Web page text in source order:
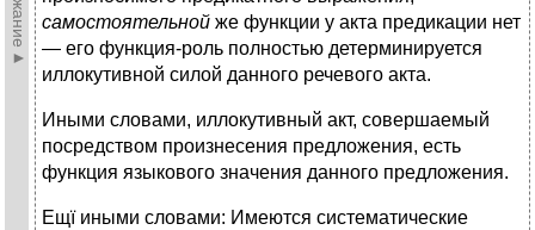
самостоятельной же функции у акта предикации нет
— его функция-роль полностью детерминируется
иллокутивной силой данного речевого акта.
Иными словами, иллокутивный акт, совершаемый
посредством произнесения предложения, есть
функция языкового значения данного предложения.
Ещї иными словами: Имеются систематические